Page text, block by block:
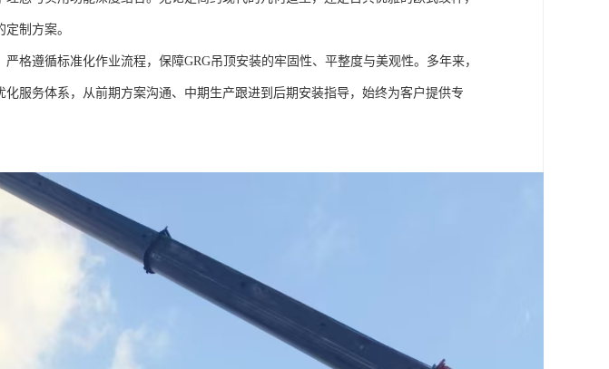
制方案。
格遵循标准化作业流程，保障GRG吊顶安装的牢固性、平整度与美观性。多年来，
服务体系，从前期方案沟通、中期生产跟进到后期安装指导，始终为客户提供专